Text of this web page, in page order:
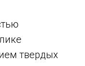
твердых